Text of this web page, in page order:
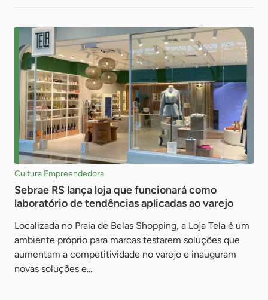
Cultura Empreendedora
Sebrae RS lança loja que funcionará como
laboratório de tendências aplicadas ao varejo
Localizada no Praia de Belas Shopping, a Loja Tela é um
ambiente próprio para marcas testarem soluções que
aumentam a competitividade no varejo e inauguram
novas soluções e...